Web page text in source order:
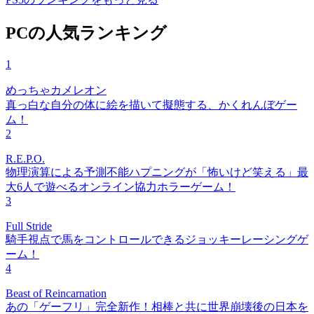
PCの人気ランキング
1
めっちゃカメレオン
真っ白な自分の体に絵を描いて擬態する、かくれんぼゲー
ム！
2
R.E.P.O.
物理演算による予測不能ハプニングが「怖いけど笑える」最
大6人で遊べるオンライン協力ホラーゲーム！
3
Full Stride
騎手視点で馬をコントロールできるジョッキーレーシングゲ
ーム！
4
Beast of Reincarnation
あの「ゲーフリ」完全新作！相棒と共に世界崩壊後の日本を